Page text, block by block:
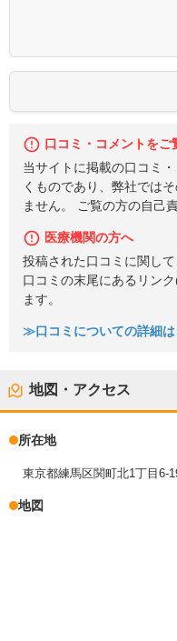
口コミ・コメントをご
当サイトに掲載の口コミ
くものであり、弊社では
ません。 ご覧の方の自己
医療機関の方へ
投稿された口コミに関し
口コミの末尾にあるリン
ます。
≫口コミについての詳細は
地図・アクセス
所在地
東京都練馬区関町北1丁目6-
地図